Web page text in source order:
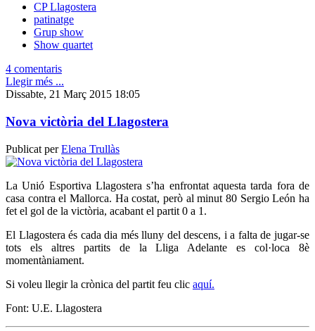
CP Llagostera
patinatge
Grup show
Show quartet
4 comentaris
Llegir més ...
Dissabte, 21 Març 2015 18:05
Nova victòria del Llagostera
Publicat perElena Trullàs
La Unió Esportiva Llagostera s’ha enfrontat aquesta tarda fora de
casa contra el Mallorca. Ha costat, però al minut 80 Sergio León ha
fet el gol de la victòria, acabant el partit 0 a 1.
El Llagostera és cada dia més lluny del descens, i a falta de jugar-se
tots els altres partits de la Lliga Adelante es col·loca 8è
momentàniament.
Si voleu llegir la crònica del partit feu clic aquí.
Font: U.E. Llagostera